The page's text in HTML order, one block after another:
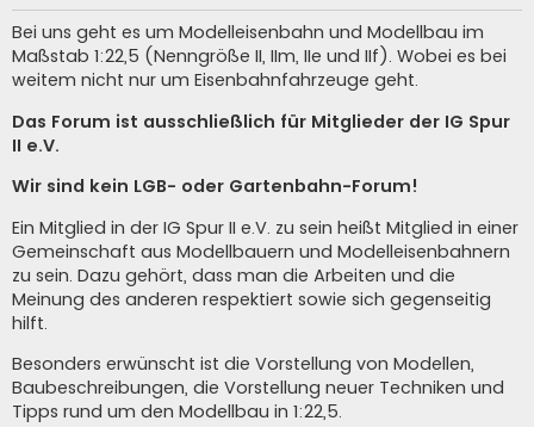
Bei uns geht es um Modelleisenbahn und Modellbau im
Maßstab 1:22,5 (Nenngröße II, IIm, IIe und IIf). Wobei es bei
weitem nicht nur um Eisenbahnfahrzeuge geht.
Das Forum ist ausschließlich für Mitglieder der IG Spur
II e.V.
Wir sind kein LGB- oder Gartenbahn-Forum!
Ein Mitglied in der IG Spur II e.V. zu sein heißt Mitglied in einer
Gemeinschaft aus Modellbauern und Modelleisenbahnern
zu sein. Dazu gehört, dass man die Arbeiten und die
Meinung des anderen respektiert sowie sich gegenseitig
hilft.
Besonders erwünscht ist die Vorstellung von Modellen,
Baubeschreibungen, die Vorstellung neuer Techniken und
Tipps rund um den Modellbau in 1:22,5.